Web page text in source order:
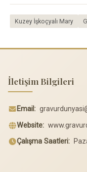
Kuzey İşkoçyalı Mary
İletişim Bilgileri
Email:
Website:
Çalışma Saatleri: